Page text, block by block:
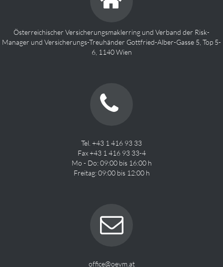
Österreichischer Versicherungsmaklerring und Verband der Risk-
Manager und Versicherungs-Treuhänder Gottfried-Alber-Gasse 5, Top 5-
6, 1140 Wien
Tel. +43 1 416 93 33
Fax +43 1 416 93 33-4
Mo - Do: 09:00 bis 16:00 h
Freitag: 09:00 bis 12:00 h
office@oevm.at